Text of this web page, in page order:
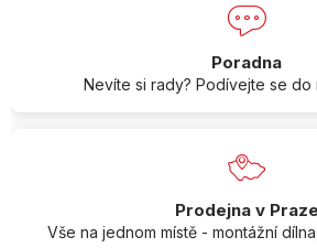
Poradna
Nevíte si rady? Podívejte se do
Prodejna v Praze
Vše na jednom místě - montážní